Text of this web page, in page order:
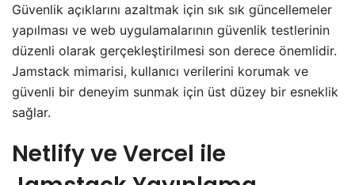
Güvenlik açıklarını azaltmak için sık sık güncellemeler
yapılması ve web uygulamalarının güvenlik testlerinin
düzenli olarak gerçekleştirilmesi son derece önemlidir.
Jamstack mimarisi, kullanıcı verilerini korumak ve
güvenli bir deneyim sunmak için üst düzey bir esneklik
sağlar.
Netlify ve Vercel ile